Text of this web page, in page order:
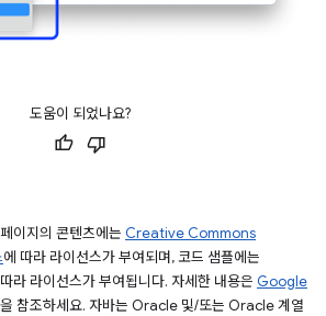
도움이 되었나요?
이지의 콘텐츠에는 Creative Commons
에 따라 라이선스가 부여되며, 코드 샘플에는
라 라이선스가 부여됩니다. 자세한 내용은 Google
을 참조하세요. 자바는 Oracle 및/또는 Oracle 계열